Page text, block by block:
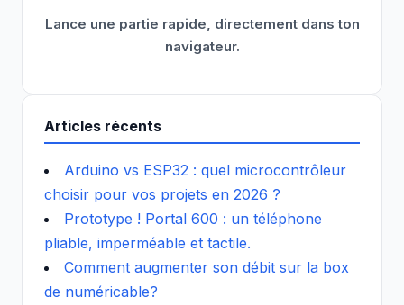
Lance une partie rapide, directement dans ton
navigateur.
Articles récents
Arduino vs ESP32 : quel microcontrôleur
choisir pour vos projets en 2026 ?
Prototype ! Portal 600 : un téléphone
pliable, imperméable et tactile.
Comment augmenter son débit sur la box
de numéricable?